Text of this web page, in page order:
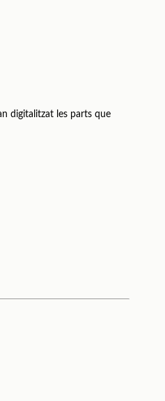
digitalitzat les parts que